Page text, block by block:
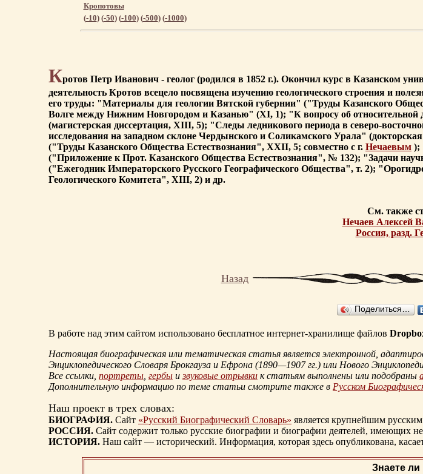
Кропотовы
(-10) (-50) (-100) (-500) (-1000)
Кротов Петр Иванович - геолог (родился в 1852 г.). Окончил курс в Казанском
деятельность Кротов всецело посвящена изучению геологического строения и
его труды: "Материалы для геологии Вятской губернии" ("Труды Казанского
Волге между Нижним Новгородом и Казанью" (XI, 1); "К вопросу об относительной
(магистерская диссертация, XIII, 5); "Следы ледникового периода в северо-
исследования на западном склоне Чердынского и Соликамского Урала"
("Труды Казанского Общества Естествознания", XXII, 5; совместно с г. Нечаевым );
("Приложение к Прот. Казанского Общества Естествознания", № 132); "Задачи
("Ежегодник Императорского Русского Географического Общества", т. 2);
Геологического Комитета", XIII, 2) и др.
См. также
Нечаев Алексей
Россия, разд.
Назад
Поделиться…
В работе над этим сайтом использовано бесплатное интернет-хранилище файлов
Настоящая биографическая или тематическая статья является электронной,
Энциклопедического Словаря Брокгауза и Ефрона (1890—1907 гг.) или Нового
Все ссылки, портреты, гербы и звуковые отрывки к статьям выполнены или подобраны
Дополнительную информацию по теме статьи смотрите также в Русском
Наш проект в трех словах:
БИОГРАФИЯ. Сайт «Русский Биографический Словарь» является крупнейшим
РОССИЯ. Сайт содержит только русские биографии и биографии деятелей, имеющих
ИСТОРИЯ. Наш сайт — исторический. Информация, которая здесь опубликована,
Знаете